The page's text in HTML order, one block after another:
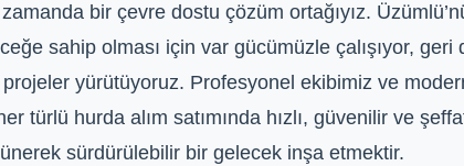
zamanda bir çevre dostu çözüm ortağıyız.
sahip olması için var gücümüzle çalışıyor, geri
yürütüyoruz. Profesyonel ekibimiz ve
türlü hurda alım satımında hızlı, güvenilir ve
sürdürülebilir bir gelecek inşa etmektir.